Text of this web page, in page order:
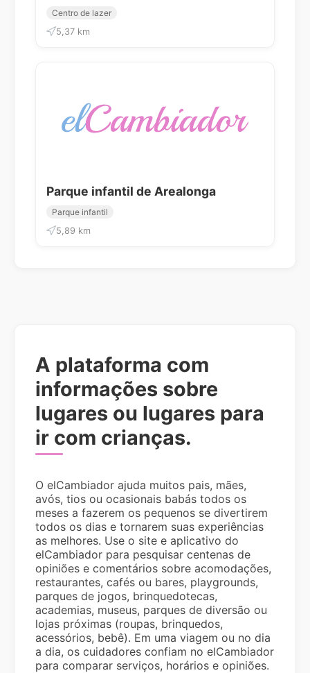
Centro de lazer
5,37 km
Parque infantil de Arealonga
Parque infantil
5,89 km
A plataforma com
informações sobre
lugares ou lugares para
ir com crianças.
O elCambiador ajuda muitos pais, mães,
avós, tios ou ocasionais babás todos os
meses a fazerem os pequenos se divertirem
todos os dias e tornarem suas experiências
as melhores. Use o site e aplicativo do
elCambiador para pesquisar centenas de
opiniões e comentários sobre acomodações,
restaurantes, cafés ou bares, playgrounds,
parques de jogos, brinquedotecas,
academias, museus, parques de diversão ou
lojas próximas (roupas, brinquedos,
acessórios, bebê). Em uma viagem ou no dia
a dia, os cuidadores confiam no elCambiador
para comparar serviços, horários e opiniões.